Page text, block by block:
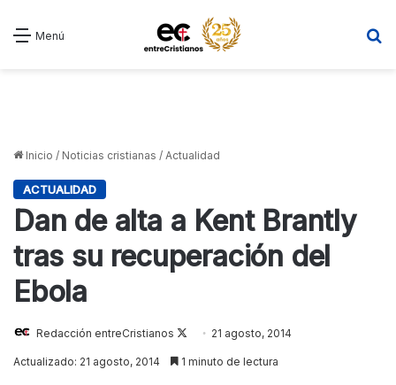
Menú
Inicio / Noticias cristianas / Actualidad
ACTUALIDAD
Dan de alta a Kent Brantly
tras su recuperación del
Ebola
Redacción entreCristianos
Follow
on
21 agosto, 2014
Actualizado: 21 agosto, 2014 1 minuto de lectura